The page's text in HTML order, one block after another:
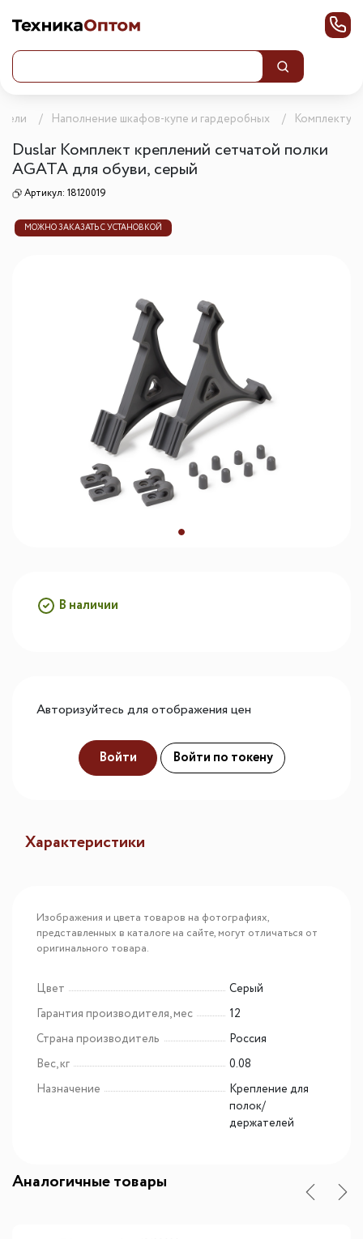
Наполнение шкафов-купе и гардеробных
Duslar Комплект креплений сетчатой полки
AGATA для обуви, серый
Артикул: 18120019
МОЖНО ЗАКАЗАТЬ С УСТАНОВКОЙ
В наличии
Авторизуйтесь для отображения цен
Войти Войти по токену
Характеристики
Изображения и цвета товаров на фотографиях,
представленных в каталоге на сайте, могут отличаться от
оригинального товара.
Цвет
Серый
Гарантия производителя, мес
12
Страна производитель
Россия
Вес, кг
0.08
Назначение
Крепление для
полок/
держателей
Аналогичные товары